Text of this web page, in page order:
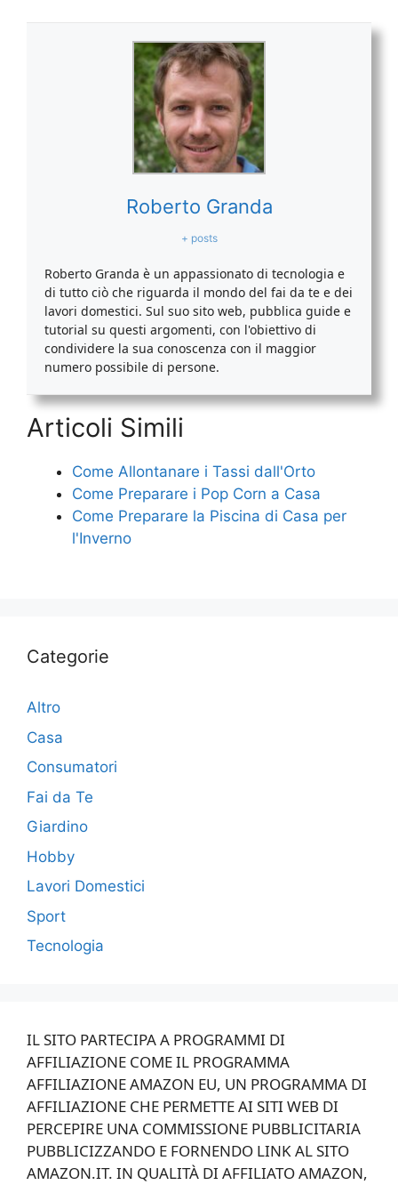
Roberto Granda
+ posts
Roberto Granda è un appassionato di tecnologia e
di tutto ciò che riguarda il mondo del fai da te e dei
lavori domestici. Sul suo sito web, pubblica guide e
tutorial su questi argomenti, con l'obiettivo di
condividere la sua conoscenza con il maggior
numero possibile di persone.
Articoli Simili
Come Allontanare i Tassi dall'Orto
Come Preparare i Pop Corn a Casa
Come Preparare la Piscina di Casa per
l'Inverno
Categorie
Altro
Casa
Consumatori
Fai da Te
Giardino
Hobby
Lavori Domestici
Sport
Tecnologia
IL SITO PARTECIPA A PROGRAMMI DI
AFFILIAZIONE COME IL PROGRAMMA
AFFILIAZIONE AMAZON EU, UN PROGRAMMA DI
AFFILIAZIONE CHE PERMETTE AI SITI WEB DI
PERCEPIRE UNA COMMISSIONE PUBBLICITARIA
PUBBLICIZZANDO E FORNENDO LINK AL SITO
AMAZON.IT. IN QUALITÀ DI AFFILIATO AMAZON,